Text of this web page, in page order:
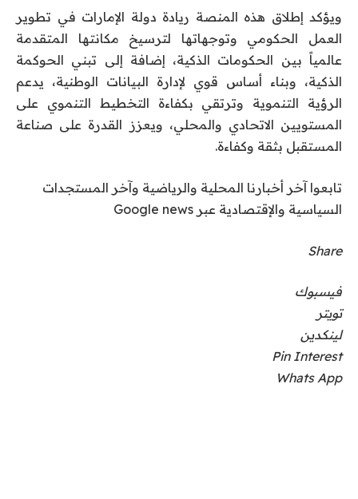
ويؤكد إطلاق هذه المنصة ريادة دولة الإمارات في تطوير
العمل الحكومي وتوجهاتها لترسيخ مكانتها المتقدمة
عالمياً بين الحكومات الذكية، إضافة إلى تبني الحوكمة
الذكية، وبناء أساس قوي لإدارة البيانات الوطنية، يدعم
الرؤية التنموية وترتقي بكفاءة التخطيط التنموي على
المستويين الاتحادي والمحلي، ويعزز القدرة على صناعة
المستقبل بثقة وكفاءة.
تابعوا آخر أخبارنا المحلية والرياضية وآخر المستجدات
السياسية والإقتصادية عبر Google news
Share
فيسبوك
تويتر
لينكدين
Pin Interest
Whats App